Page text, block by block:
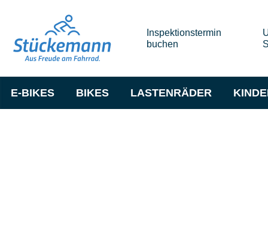
Inspektionstermin
buchen
E-BIKES BIKES LASTENRÄDER